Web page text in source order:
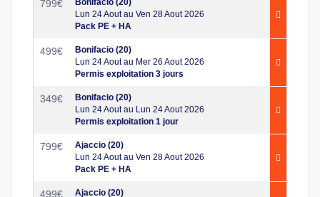
799€
Lun 24 Aout au Ven 28 Aout 2026
Pack PE + HA
499€
Bonifacio (20)
Lun 24 Aout au Mer 26 Aout 2026
Permis exploitation 3 jours
349€
Bonifacio (20)
Lun 24 Aout au Lun 24 Aout 2026
Permis exploitation 1 jour
799€
Ajaccio (20)
Lun 24 Aout au Ven 28 Aout 2026
Pack PE + HA
499€ Ajaccio (20)